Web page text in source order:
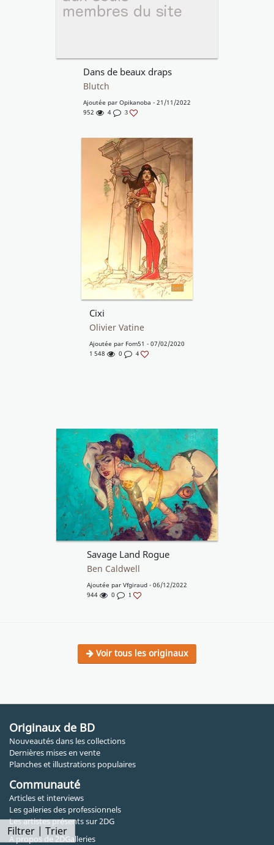
Filtrer | Trier
Dans de beaux draps
Blutch
Ajoutée par Opikanoba - 21/11/2022
952
4 3
Cixi
Olivier Vatine
Ajoutée par Fom51 - 07/02/2020
1 548
0 4
Savage Land Rogue
Ben Caldwell
Ajoutée par Vfgiraud - 06/12/2022
944
0 1
Voir tous les originaux
Originaux de BD
Nouveautés dans les collections
Dernières mises en vente
Planches et illustrations populaires
Communauté
Articles et interviews
Les galeries des professionnels
Les artistes présents sur 2DG
A propos de 2DGalleries